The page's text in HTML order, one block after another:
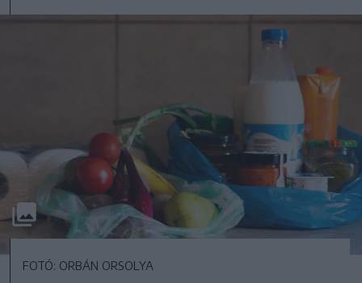
FOTÓ: ORBÁN ORSOLYA